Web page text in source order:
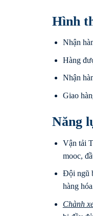
Hình
Nhận
Hàng
Nhận
Giao
Năng
Vận tải
mooc,
Đội ngũ
hàng
Chành